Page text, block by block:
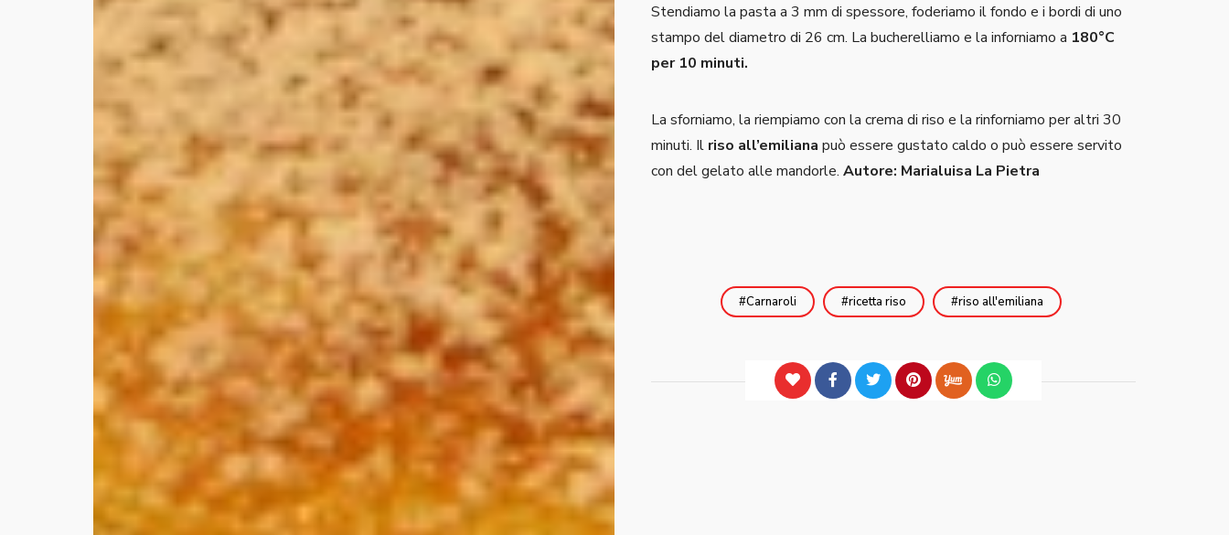
Stendiamo la pasta a 3 mm di spessore, foderiamo il fondo e i bordi di uno
stampo del diametro di 26 cm. La bucherelliamo e la inforniamo a 180°C
per 10 minuti.
La sforniamo, la riempiamo con la crema di riso e la rinforniamo per altri 30
minuti. Il riso all’emiliana può essere gustato caldo o può essere servito
con del gelato alle mandorle. Autore: Marialuisa La Pietra
Carnaroli ricetta riso riso all'emiliana